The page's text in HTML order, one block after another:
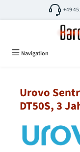
Zum Hauptinhalt springen+49
Navigation
Urovo
DT50S, 3